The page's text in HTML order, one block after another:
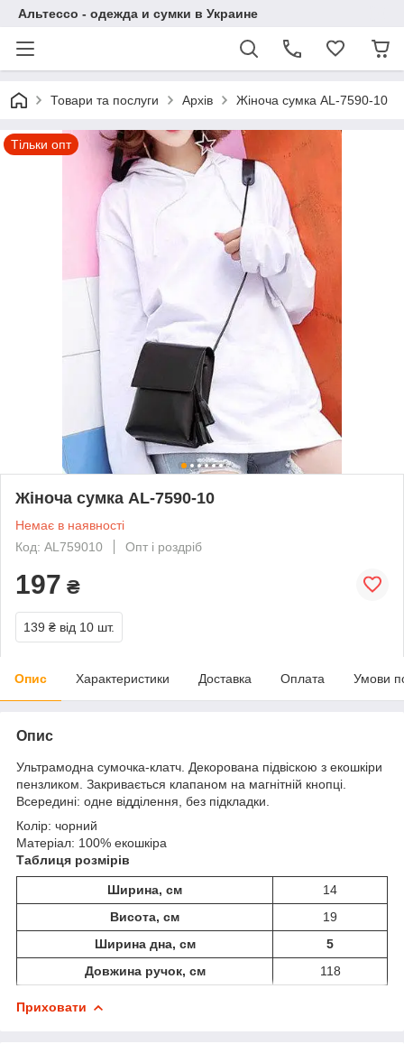
Альтессо - одежда и сумки в Украине
Товари та послуги Архів Жіноча сумка AL-7590-10
Тільки опт
Жіноча сумка AL-7590-10
Немає в наявності
Код: AL759010
Опт і роздріб
197 ₴
139 ₴ від 10 шт.
Опис Характеристики Доставка Оплата Умови
Опис
Ультрамодна сумочка-клатч. Декорована підвіскою з екошкіри
пензликом. Закривається клапаном на магнітній кнопці.
Всередині: одне відділення, без підкладки.
Колір: чорний
Матеріал: 100% екошкіра
Таблиця розмірів
Ширина, cм
14
Висота, см
19
Ширина дна, см
5
Довжина ручок, см
118
Приховати